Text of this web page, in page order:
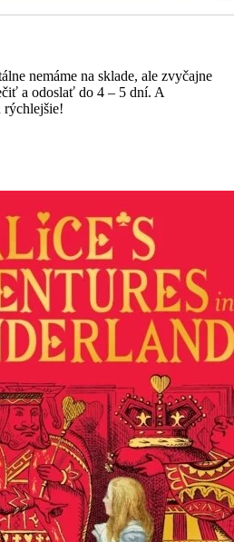
nemáme na sklade, ale zvyčajne
a odoslať do 4 – 5 dní. A
rýchlejšie!